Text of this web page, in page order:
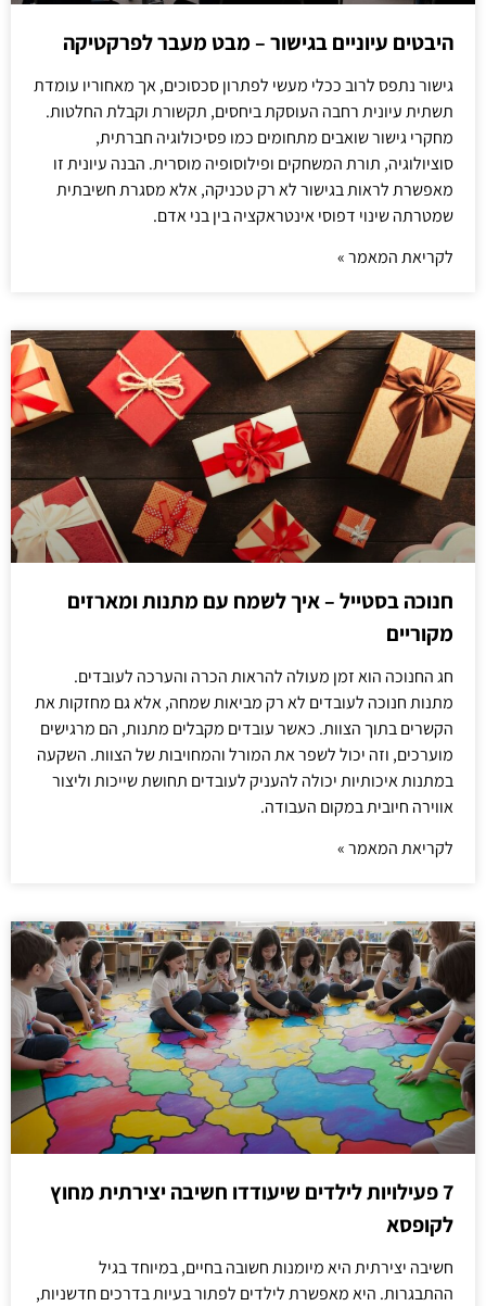
היבטים עיוניים בגישור – מבט מעבר לפרקטיקה
גישור נתפס לרוב ככלי מעשי לפתרון סכסוכים, אך מאחוריו עומדת
תשתית עיונית רחבה העוסקת ביחסים, תקשורת וקבלת החלטות.
מחקרי גישור שואבים מתחומים כמו פסיכולוגיה חברתית,
סוציולוגיה, תורת המשחקים ופילוסופיה מוסרית. הבנה עיונית זו
מאפשרת לראות בגישור לא רק טכניקה, אלא מסגרת חשיבתית
שמטרתה שינוי דפוסי אינטראקציה בין בני אדם.
לקריאת המאמר »
חנוכה בסטייל – איך לשמח עם מתנות ומארזים
מקוריים
חג החנוכה הוא זמן מעולה להראות הכרה והערכה לעובדים.
מתנות חנוכה לעובדים לא רק מביאות שמחה, אלא גם מחזקות את
הקשרים בתוך הצוות. כאשר עובדים מקבלים מתנות, הם מרגישים
מוערכים, וזה יכול לשפר את המורל והמחויבות של הצוות. השקעה
במתנות איכותיות יכולה להעניק לעובדים תחושת שייכות וליצור
אווירה חיובית במקום העבודה.
לקריאת המאמר »
7 פעילויות לילדים שיעודדו חשיבה יצירתית מחוץ
לקופסא
חשיבה יצירתית היא מיומנות חשובה בחיים, במיוחד בגיל
ההתבגרות. היא מאפשרת לילדים לפתור בעיות בדרכים חדשניות,